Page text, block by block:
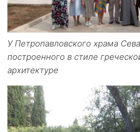
У Петропавловского храма
построенного в стиле
архитектуре